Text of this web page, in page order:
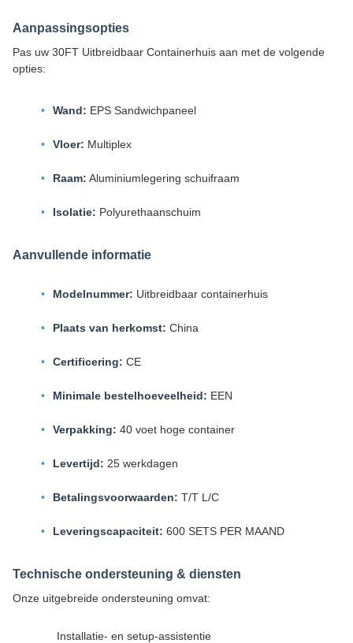
Aanpassingsopties
Pas uw 30FT Uitbreidbaar Containerhuis aan met de volgende
opties:
Wand: EPS Sandwichpaneel
Vloer: Multiplex
Raam: Aluminiumlegering schuifraam
Isolatie: Polyurethaanschuim
Aanvullende informatie
Modelnummer: Uitbreidbaar containerhuis
Plaats van herkomst: China
Certificering: CE
Minimale bestelhoeveelheid: EEN
Verpakking: 40 voet hoge container
Levertijd: 25 werkdagen
Betalingsvoorwaarden: T/T L/C
Leveringscapaciteit: 600 SETS PER MAAND
Technische ondersteuning & diensten
Onze uitgebreide ondersteuning omvat:
Installatie- en setup-assistentie